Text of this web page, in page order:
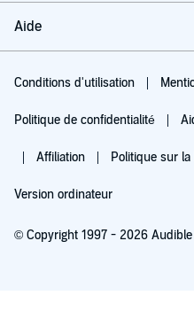
Aide
Conditions d'utilisation
Politique de confidentialité
Affiliation Politique sur
Version ordinateur
© Copyright 1997 - 2026 Audible